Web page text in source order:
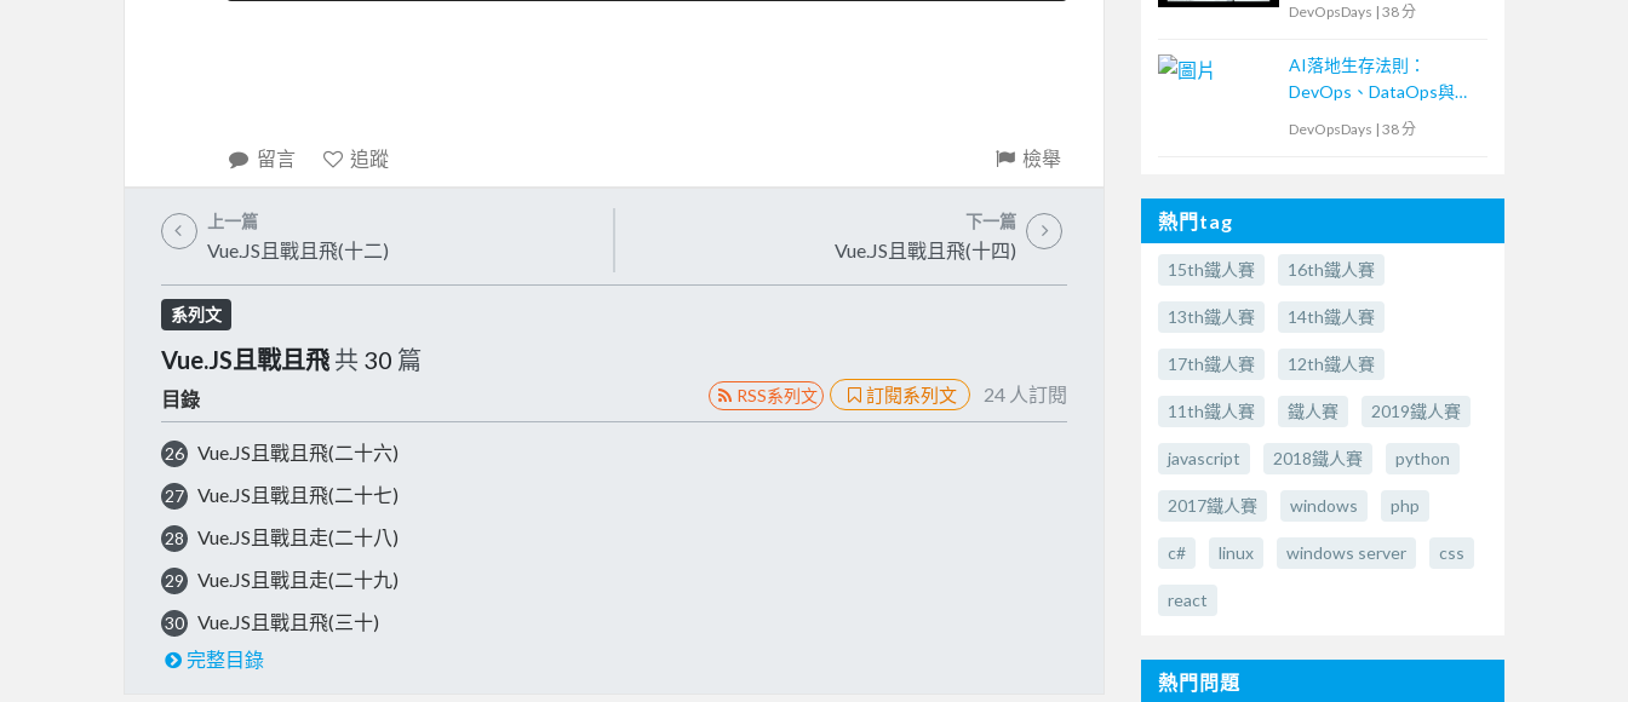
留言 追蹤 檢舉
上一篇
Vue.JS且戰且飛(十二)
下一篇
Vue.JS且戰且飛(十四)
系列文
Vue.JS且戰且飛 共 30 篇
目錄 RSS系列文 訂閱系列文 24 人訂閱
26 Vue.JS且戰且飛(二十六)
27 Vue.JS且戰且飛(二十七)
28 Vue.JS且戰且走(二十八)
29 Vue.JS且戰且走(二十九)
30
Vue.JS且戰且飛(三十)
完整目錄
DevOpsDays | 38 分
AI落地生存法則：
DevOps、DataOps與
MLOps密不可分的ML專
DevOpsDays | 38 分
熱門tag
15th鐵人賽 16th鐵人賽
13th鐵人賽 14th鐵人賽
17th鐵人賽 12th鐵人賽
11th鐵人賽 鐵人賽 2019鐵人賽
javascript 2018鐵人賽 python
2017鐵人賽 windows php
c# linux windows server css
react
熱門問題